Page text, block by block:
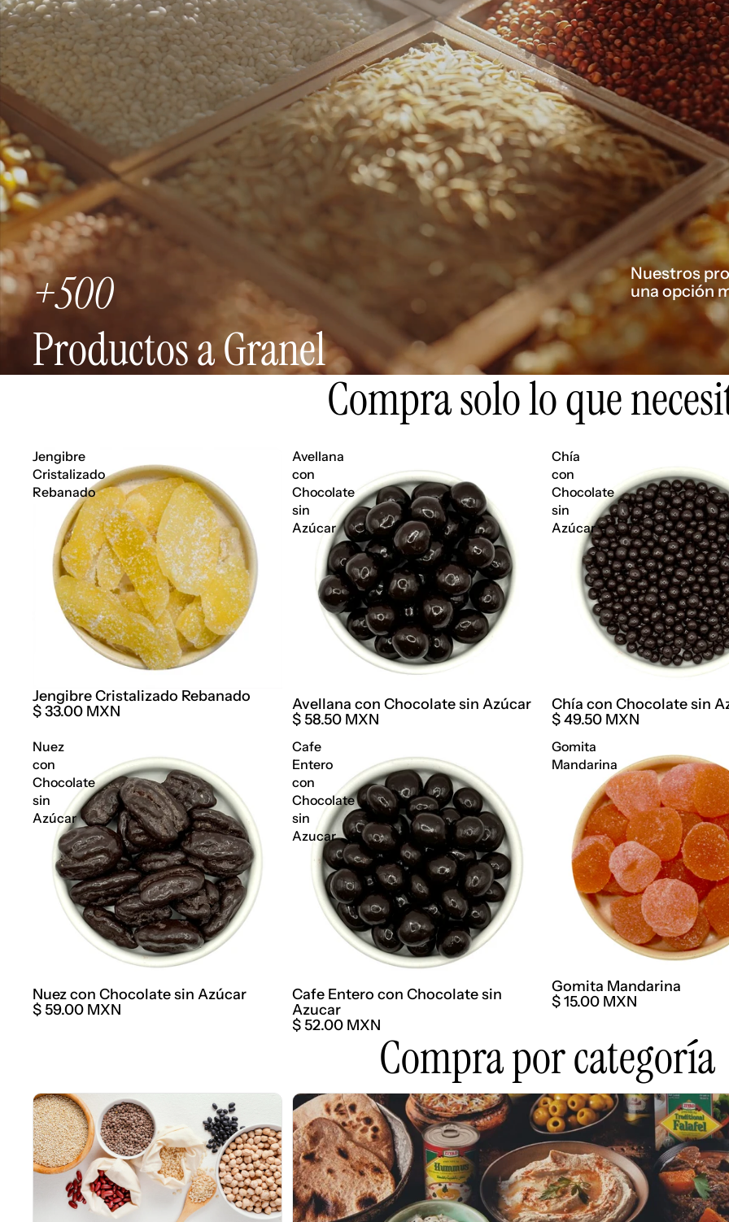
+500
Productos a Granel
Nuestros
una opción
Compra solo lo que
Jengibre
Cristalizado
Rebanado
Jengibre Cristalizado Rebanado
$ 33.00 MXN
Avellana
con
Chocolate
sin
Azúcar
Avellana con Chocolate sin Azúcar
$ 58.50 MXN
Chía
con
Chocolate
sin
Azúcar
Chía con Chocolate sin
$ 49.50 MXN
Nuez
con
Chocolate
sin
Azúcar
Nuez con Chocolate sin Azúcar
$ 59.00 MXN
Cafe
Entero
con
Chocolate
sin
Azucar
Cafe Entero con Chocolate sin
Azucar
$ 52.00 MXN
Gomita
Mandarina
Gomita Mandarina
$ 15.00 MXN
Compra por categoría
Granel Medio Oriente